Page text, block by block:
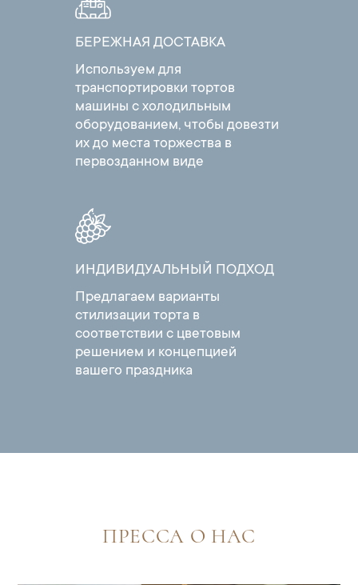
БЕРЕЖНАЯ ДОСТАВКА
Используем для
транспортировки тортов
машины с холодильным
оборудованием, чтобы довезти
их до места торжества в
первозданном виде
ИНДИВИДУАЛЬНЫЙ ПОДХОД
Предлагаем варианты
стилизации торта в
соответствии с цветовым
решением и концепцией
вашего праздника
ПРЕССА О НАС